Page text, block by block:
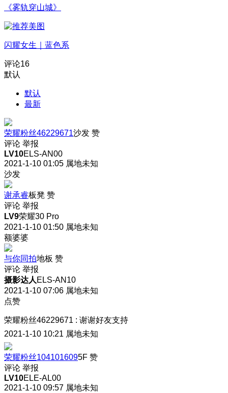
《雾轨穿山城》
闪耀女生｜蓝色系
评论16
默认
默认
最新
荣耀粉丝46229671沙发 赞
评论 举报
LV10ELS-AN00
2021-1-10 01:05 属地未知
沙发
谢承睿板凳 赞
评论 举报
LV9荣耀30 Pro
2021-1-10 01:50 属地未知
额婆婆
与你同拍地板 赞
评论 举报
摄影达人 ELS-AN10
2021-1-10 07:06 属地未知
点赞
荣耀粉丝46229671 : 谢谢好友支持
2021-1-10 10:21 属地未知
荣耀粉丝1041016095F 赞
评论 举报
LV10ELE-AL00
2021-1-10 09:57 属地未知